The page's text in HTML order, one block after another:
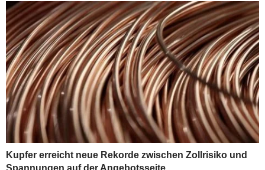
Kupfer erreicht neue Rekorde zwischen Zollrisiko und